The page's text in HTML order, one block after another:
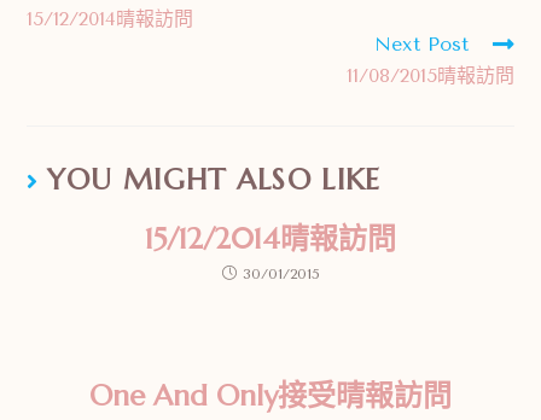
15/12/2014晴報訪問
Next Post
11/08/2015晴報訪問
YOU MIGHT ALSO LIKE
15/12/2014晴報訪問
30/01/2015
One And Only接受晴報訪問